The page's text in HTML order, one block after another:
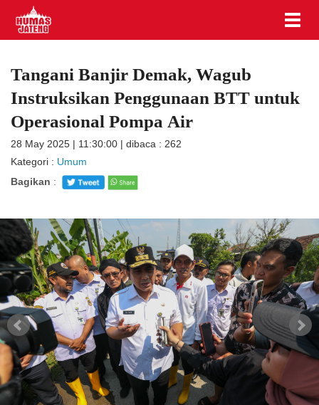
Tangani Banjir Demak, Wagub
Instruksikan Penggunaan BTT untuk
Operasional Pompa Air
28 May 2025 | 11:30:00 | dibaca : 262
Kategori : Umum
Bagikan :